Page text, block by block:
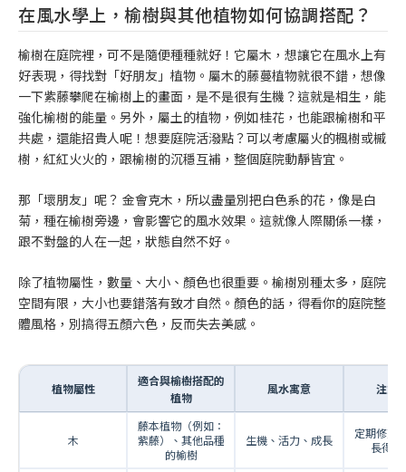
在風水學上，榆樹與其他植物如何協調搭配？
榆樹在庭院裡，可不是隨便種種就好！它屬木，想讓它在風水上有
好表現，得找對「好朋友」植物。屬木的藤蔓植物就很不錯，想像
一下紫藤攀爬在榆樹上的畫面，是不是很有生機？這就是相生，能
強化榆樹的能量。另外，屬土的植物，例如桂花，也能跟榆樹和平
共處，還能招貴人呢！想要庭院活潑點？可以考慮屬火的楓樹或槭
樹，紅紅火火的，跟榆樹的沉穩互補，整個庭院動靜皆宜。
那「壞朋友」呢？ 金會克木，所以盡量別把白色系的花，像是白
菊，種在榆樹旁邊，會影響它的風水效果。這就像人際關係一樣，
跟不對盤的人在一起，狀態自然不好。
除了植物屬性，數量、大小、顏色也很重要。榆樹別種太多，庭院
空間有限，大小也要錯落有致才自然。顏色的話，得看你的庭院整
體風格，別搞得五顏六色，反而失去美感。
植物屬性
適合與榆樹搭配的
植物
風水寓意 注意
木
藤本植物（例如：
紫藤）、其他品種
的榆樹
生機、活力、成長
定期修剪
長得